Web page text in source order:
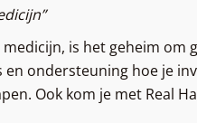
is het geheim
en ondersteuning hoe je
Ook kom je met Real